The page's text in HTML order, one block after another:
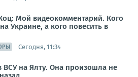
Мой видеокомментарий. Кого
Украине, а кого повесить в
Сегодня, 11:34
ВСУ на Ялту. Она произошла не